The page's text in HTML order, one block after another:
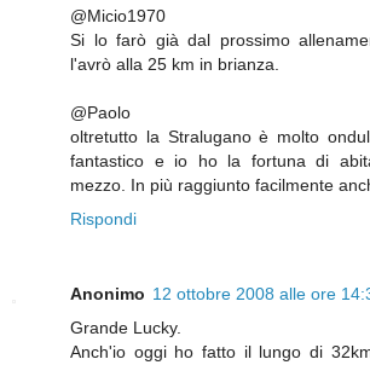
@Micio1970
Si lo farò già dal prossimo
l'avrò alla 25 km in brianza.
@Paolo
oltretutto la Stralugano è molto
fantastico e io ho la fortuna di
mezzo. In più raggiunto facilmente
Rispondi
Anonimo 12 ottobre 2008 alle ore
Grande Lucky.
Anch'io oggi ho fatto il lungo di